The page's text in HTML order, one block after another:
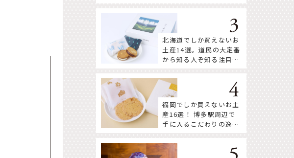
北海道でしか買えないお
土産14選。道民の大定番
から知る人ぞ知る注目株
福岡でしか買えないお土
産16選！ 博多駅周辺で
手に入るこだわりの逸品